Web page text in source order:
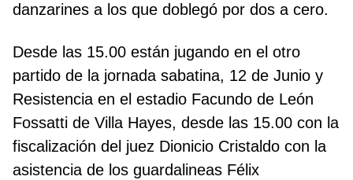
danzarines a los que doblegó por dos a cero.
Desde las 15.00 están jugando en el otro
partido de la jornada sabatina, 12 de Junio y
Resistencia en el estadio Facundo de León
Fossatti de Villa Hayes, desde las 15.00 con la
fiscalización del juez Dionicio Cristaldo con la
asistencia de los guardalineas Félix